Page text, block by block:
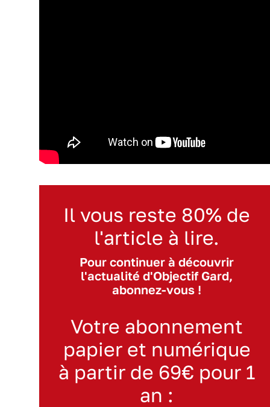
Il vous reste 80% de
l'article à lire.
Pour continuer à découvrir
l'actualité d'Objectif Gard,
abonnez-vous !
Votre abonnement
papier et numérique
à partir de 69€ pour 1
an :